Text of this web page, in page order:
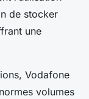
de stocker
une
Vodafone
volumes